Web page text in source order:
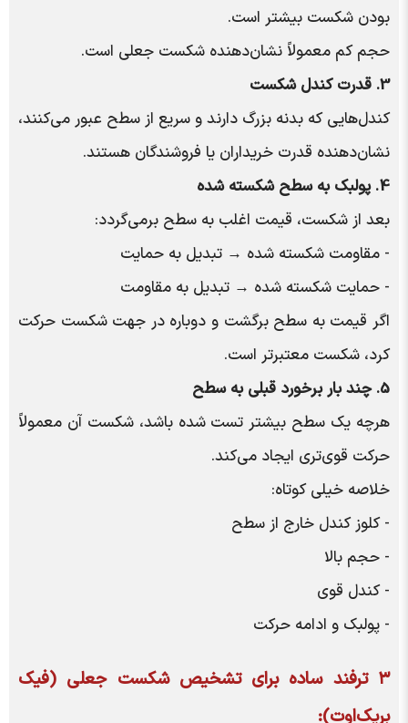
بودن شکست بیشتر است.
حجم کم معمولاً نشان‌دهنده شکست جعلی است.
3. قدرت کندل شکست
کندل‌هایی که بدنه بزرگ دارند و سریع از سطح عبور می‌کنند،
نشان‌دهنده قدرت خریداران یا فروشندگان هستند.
4. پولبک به سطح شکسته شده
بعد از شکست، قیمت اغلب به سطح برمی‌گردد:
- مقاومت شکسته شده → تبدیل به حمایت
- حمایت شکسته شده → تبدیل به مقاومت
اگر قیمت به سطح برگشت و دوباره در جهت شکست حرکت
کرد، شکست معتبرتر است.
5. چند بار برخورد قبلی به سطح
هرچه یک سطح بیشتر تست شده باشد، شکست آن معمولاً
حرکت قوی‌تری ایجاد می‌کند.
خلاصه خیلی کوتاه:
- کلوز کندل خارج از سطح
- حجم بالا
- کندل قوی
- پولبک و ادامه حرکت
۳ ترفند ساده برای تشخیص شکست جعلی (فیک
بریک‌اوت):